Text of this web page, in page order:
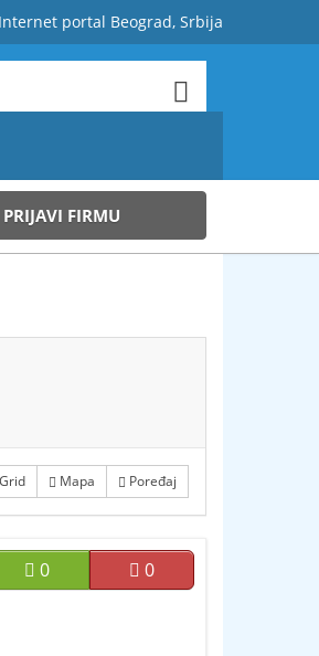
portal Beograd, Srbija
PRIJAVI FIRMU
Grid Mapa Poređaj
0 0